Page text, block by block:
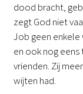
dood bracht,
zegt God niet
Job geen enkele
en ook nog eens
vrienden. Zij
wijten had.